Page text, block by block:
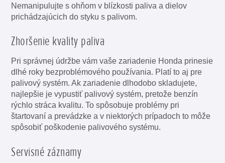
Nemanipulujte s ohňom v blízkosti paliva a dielov
prichádzajúcich do styku s palivom.
Zhoršenie kvality paliva
Pri správnej údržbe vám vaše zariadenie Honda prinesie
dlhé roky bezproblémového používania. Platí to aj pre
palivový systém. Ak zariadenie dlhodobo skladujete,
najlepšie je vypustiť palivový systém, pretože benzín
rýchlo stráca kvalitu. To spôsobuje problémy pri
štartovaní a prevádzke a v niektorých prípadoch to môže
spôsobiť poškodenie palivového systému.
Servisné záznamy